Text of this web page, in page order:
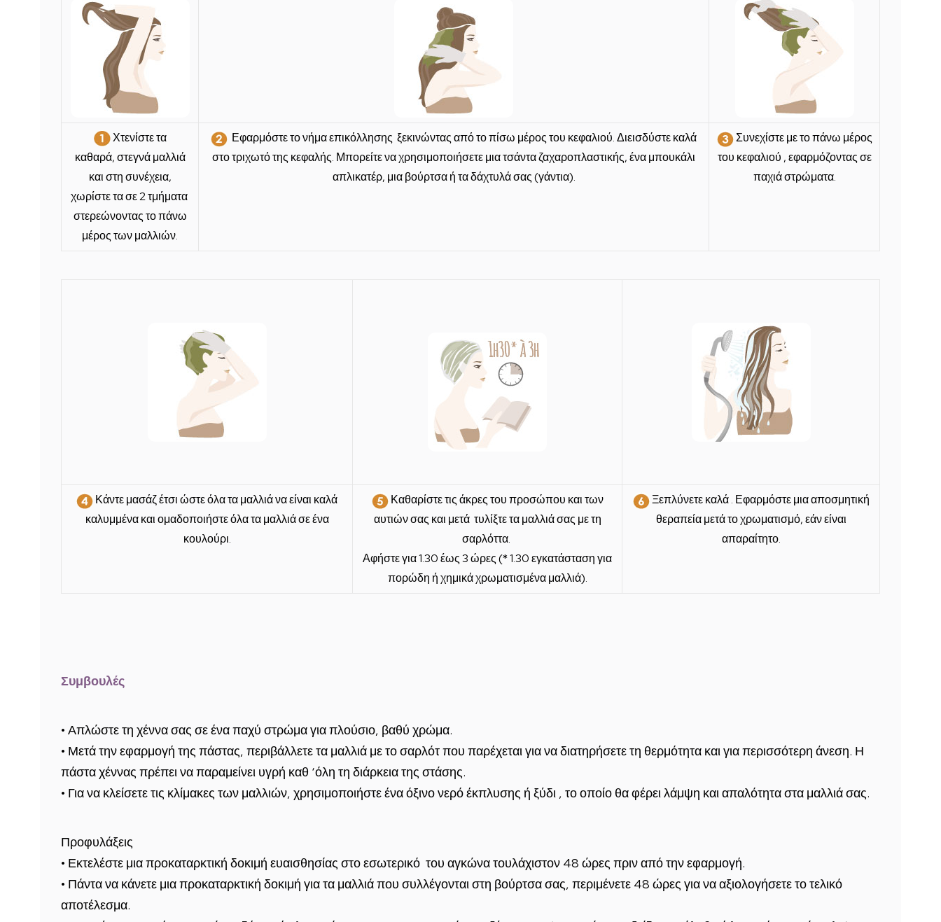
Χτενίστε τα
καθαρά, στεγνά μαλλιά
και στη συνέχεια,
χωρίστε τα σε 2 τμήματα
στερεώνοντας το πάνω
μέρος των μαλλιών.
Εφαρμόστε το νήμα επικόλλησης ξεκινώντας από το πίσω μέρος του κεφαλιού. Διεισδύστε καλά
στο τριχωτό της κεφαλής. Μπορείτε να χρησιμοποιήσετε μια τσάντα ζαχαροπλαστικής, ένα μπουκάλι
απλικατέρ, μια βούρτσα ή τα δάχτυλά σας (γάντια).
Συνεχίστε με το πάνω μέρος
του κεφαλιού , εφαρμόζοντας σε
παχιά στρώματα.
Κάντε μασάζέτσι ώστε όλα τα μαλλιά να είναι καλά
καλυμμένα και ομαδοποιήστε όλα τα μαλλιά σε ένα
κουλούρι.
Καθαρίστε τις άκρες του προσώπου και των
αυτιών σας και μετά τυλίξτε τα μαλλιά σας με τη
σαρλόττα.
Αφήστε για 1.30 έως 3 ώρες (* 1.30 εγκατάσταση για
πορώδη ή χημικά χρωματισμένα μαλλιά).
Ξεπλύνετε καλά. Εφαρμόστε μια αποσμητική
θεραπεία μετά το χρωματισμό, εάν είναι
απαραίτητο.
Συμβουλές
• Απλώστε τη χέννα σας σεένα παχύ στρώμαγια πλούσιο, βαθύ χρώμα.
• Μετά την εφαρμογή της πάστας, περιβάλλετε τα μαλλιά με το σαρλότ που παρέχεταιγια να διατηρήσετε τη θερμότητα και για περισσότερη άνεση. Η
πάστα χέννας πρέπει να παραμείνει υγρή καθ ‘όλη τη διάρκεια της στάσης.
• Για να κλείσετε τις κλίμακες των μαλλιών, χρησιμοποιήστε ένα όξινο νερό έκπλυσης ή ξύδι , το οποίο θα φέρει λάμψη και απαλότητα στα μαλλιά σας.
Προφυλάξεις
• Εκτελέστε μια προκαταρκτική δοκιμή ευαισθησίας στο εσωτερικό του αγκώνα τουλάχιστον 48 ώρες πριν από την εφαρμογή.
• Πάντα να κάνετε μια προκαταρκτική δοκιμή για τα μαλλιά που συλλέγονται στη βούρτσα σας, περιμένετε 48 ώρες για να αξιολογήσετε το τελικό
αποτέλεσμα.